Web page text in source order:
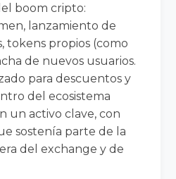
boom cripto:
lanzamiento de
tokens propios (como
de nuevos usuarios.
para descuentos y
del ecosistema
un activo clave, con
sostenía parte de la
del exchange y de